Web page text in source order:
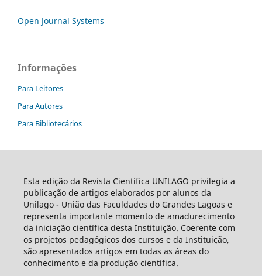
Open Journal Systems
Informações
Para Leitores
Para Autores
Para Bibliotecários
Esta edição da Revista Científica UNILAGO privilegia a
publicação de artigos elaborados por alunos da
Unilago - União das Faculdades do Grandes Lagoas e
representa importante momento de amadurecimento
da iniciação científica desta Instituição. Coerente com
os projetos pedagógicos dos cursos e da Instituição,
são apresentados artigos em todas as áreas do
conhecimento e da produção científica.